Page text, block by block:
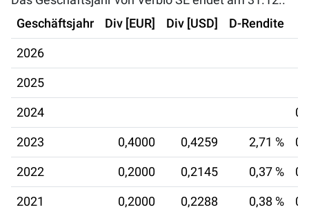
Geschäftsjahr
Div [EUR] Div [USD] D-Rendite
2026
2025
2024
2023 0,4000 0,4259 2,71 %
2022 0,2000 0,2145 0,37 %
2021 0,2000 0,2288 0,38 %